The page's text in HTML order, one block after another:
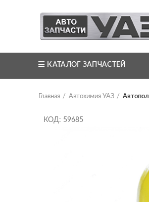
КАТАЛОГ ЗАПЧАСТЕЙ
Главная Автохимия УАЗ
КОД: 59685